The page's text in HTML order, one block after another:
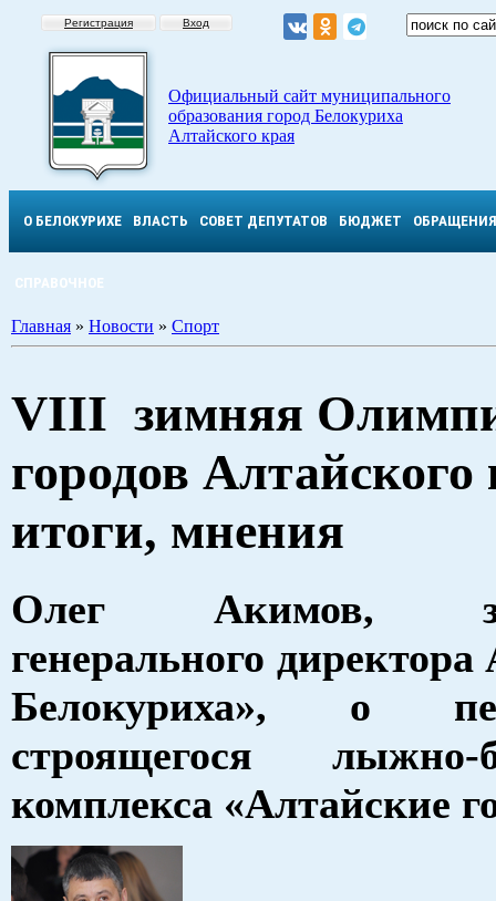
Регистрация Вход
Официальный сайт муниципального
образования город Белокуриха
Алтайского края
О БЕЛОКУРИХЕ ВЛАСТЬ СОВЕТ ДЕПУТАТОВ БЮДЖЕТ ОБРАЩЕНИЯ
СПРАВОЧНОЕ
Главная » Новости » Спорт
VIII зимняя
городов Алтайского
итоги, мнения
Олег Акимов,
генерального
Белокуриха», о
строящегося лыжно-
комплекса «Алтайские